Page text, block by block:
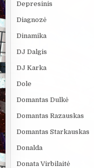
Depresinis
Diagnozė
Dinamika
DJ Dalgis
DJ Karka
Dole
Domantas Dulkė
Domantas Razauskas
Domantas Starkauskas
Donalda
Donata Virbilaitė